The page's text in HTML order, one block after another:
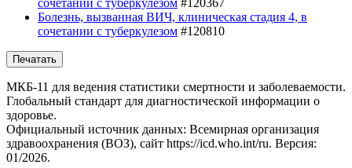
Болезнь, вызванная ВИЧ, клиническая стадия 4, в
сочетании с туберкулезом #120810
Печатать
МКБ-11 для ведения статистики смертности и заболеваемости.
Глобальный стандарт для диагностической информации о
здоровье.
Официальный источник данных: Всемирная организация
здравоохранения (ВОЗ), сайт https://icd.who.int/ru. Версия:
01/2026.